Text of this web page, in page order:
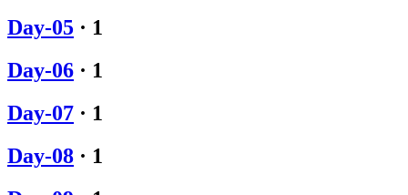
Day-05 · 1
Day-06 · 1
Day-07 · 1
Day-08 · 1